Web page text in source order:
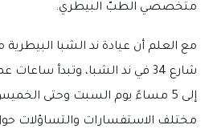
متخصصي الطبّ البيطري.
مع العلم أن عيادة ند الشبا
إلى 5 مساءً يوم السبت وحتى
مختلف الاستفسارات والتساؤلات